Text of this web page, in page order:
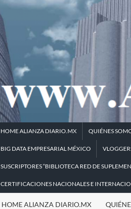
HOME ALIANZA DIARIO.MX QUIÉNES
BIG DATA EMPRESARIAL MÉXICO
SUSCRIPTORES “BIBLIOTECA RED DE
CERTIFICACIONES NACIONALES E
HOME ALIANZA DIARIO.MX